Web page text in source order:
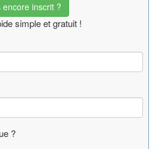
encore inscrit ?
simple et gratuit !
?